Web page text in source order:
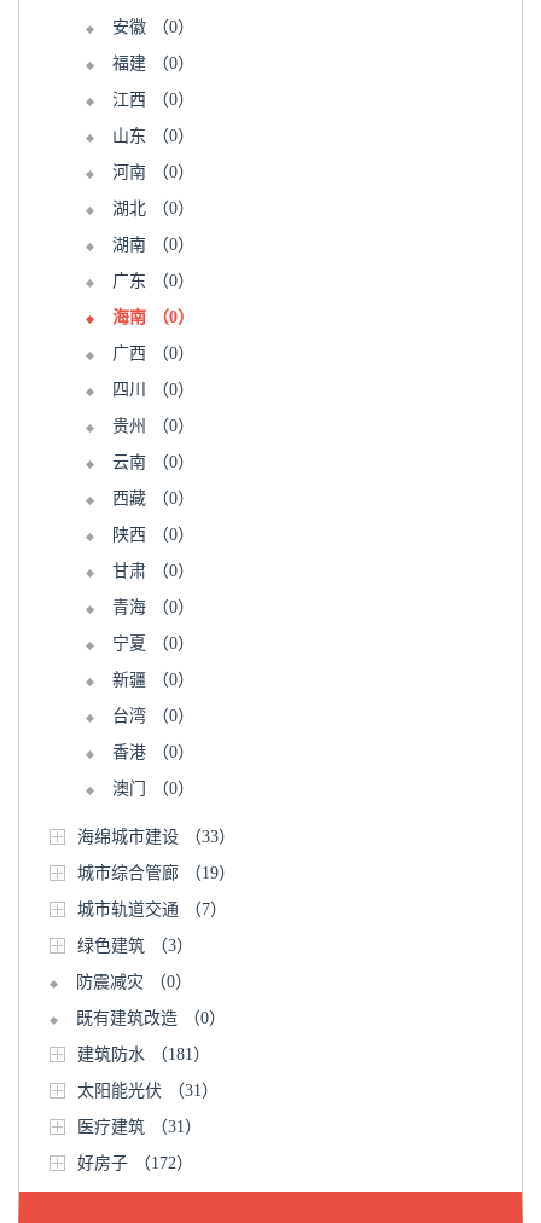
安徽
（0）
福建
（0）
江西
（0）
山东
（0）
河南
（0）
湖北
（0）
湖南
（0）
广东
（0）
海南
（0）
广西
（0）
四川
（0）
贵州
（0）
云南
（0）
西藏
（0）
陕西
（0）
甘肃
（0）
青海
（0）
宁夏
（0）
新疆
（0）
台湾
（0）
香港
（0）
澳门
（0）
海绵城市建设
（33）
城市综合管廊
（19）
城市轨道交通
（7）
绿色建筑
（3）
防震减灾
（0）
既有建筑改造
（0）
建筑防水
（181）
太阳能光伏
（31）
医疗建筑
（31）
好房子
（172）